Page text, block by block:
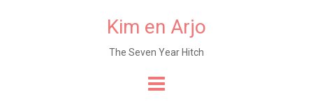
Kim en Arjo
The Seven Year Hitch